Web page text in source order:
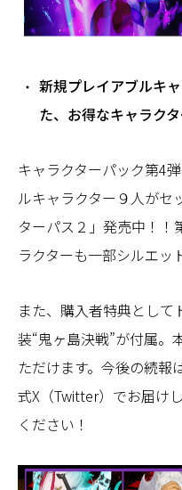
新規プレイアブルキ
た、お得なキャラク
キャラクターパック第4
ルキャラクター９人がセ
ターパス２」発売中！！
ラクターも一部シルエッ
また、購入者特典とし
装“鬼ヶ島決戦”が付属。
ただけます。今後の続報
式X（Twitter）でお届け
ください！